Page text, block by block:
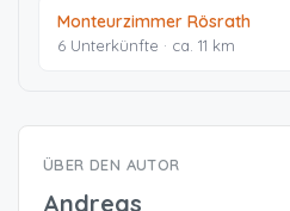
Monteurzimmer Rösrath
6 Unterkünfte · ca. 11 km
ÜBER DEN AUTOR
Andreas